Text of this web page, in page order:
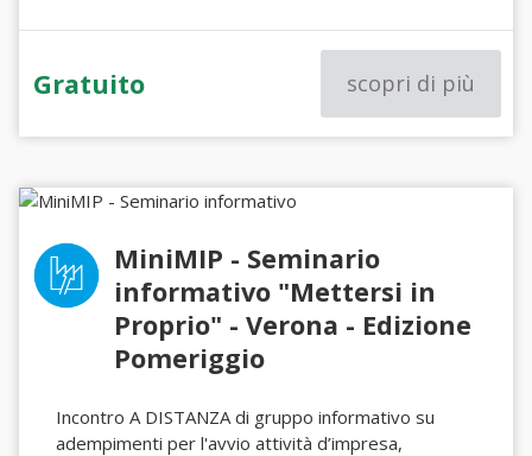
Gratuito scopri di più
MiniMIP - Seminario
informativo "Mettersi in
Proprio" - Verona - Edizione
Pomeriggio
Incontro A DISTANZA di gruppo informativo su
adempimenti per l'avvio attività d’impresa,